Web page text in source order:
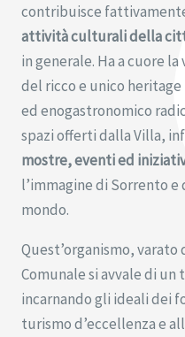
contribuisce
attività culturali della
in generale. Ha a cuore
del ricco e unico
ed enogastronomico
spazi offerti dalla Villa,
mostre, eventi ed
l’immagine di Sorrento
mondo.
Quest’organismo, varato
Comunale si avvale di un
incarnando gli ideali dei
turismo d’eccellenza e